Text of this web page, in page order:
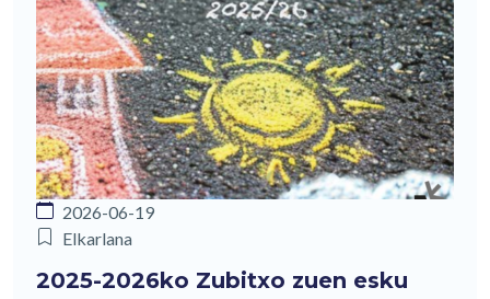
2026-06-19
Elkarlana
2025-2026ko Zubitxo zuen esku